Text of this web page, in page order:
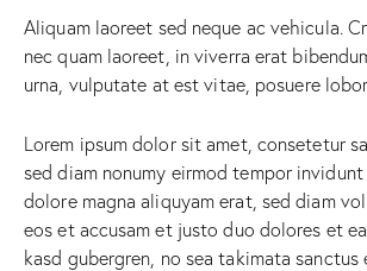
Aliquam laoreet sed neque ac vehicula.
nec quam laoreet, in viverra erat
urna, vulputate at est vitae, posuere
Lorem ipsum dolor sit amet, consetetur
sed diam nonumy eirmod tempor
dolore magna aliquyam erat, sed diam
eos et accusam et justo duo dolores et
kasd gubergren, no sea takimata sanctus